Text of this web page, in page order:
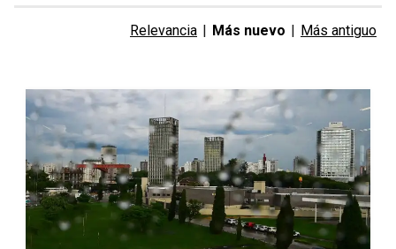
Relevancia | Más nuevo | Más antiguo